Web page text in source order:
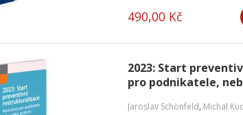
490,00 Kč
2023: Start
pro podnikatele,
Jaroslav Schönfeld, Michal